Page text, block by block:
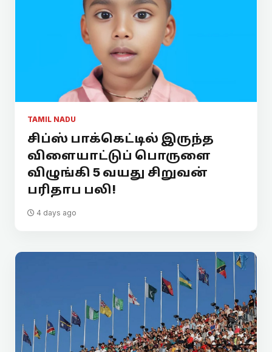
TAMIL NADU
சிப்ஸ் பாக்கெட்டில் இருந்த
விளையாட்டுப் பொருளை
விழுங்கி 5 வயது சிறுவன்
பரிதாப பலி!
4 days ago